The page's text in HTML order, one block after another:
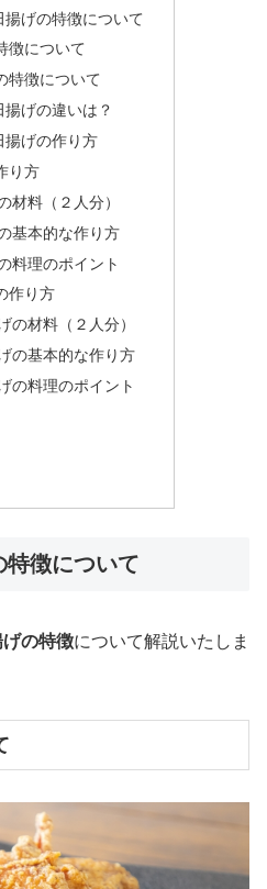
揚げの特徴について
徴について
特徴について
揚げの違いは？
揚げの作り方
り方
材料（２人分）
基本的な作り方
料理のポイント
作り方
の材料（２人分）
の基本的な作り方
の料理のポイント
特徴について
の特徴について解説いたしま